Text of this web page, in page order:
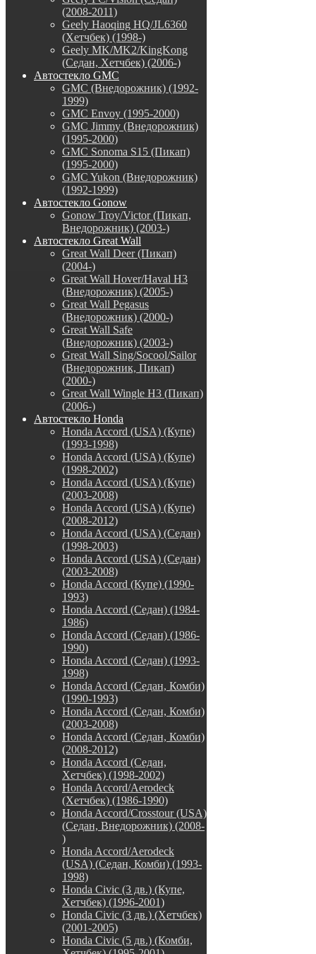
(2008-2011)
Geely Haoqing HQ/JL6360
(Хетчбек) (1998-)
Geely MK/MK2/KingKong
(Седан, Хетчбек) (2006-)
Автостекло GMC
GMC (Внедорожник) (1992-
1999)
GMC Envoy (1995-2000)
GMC Jimmy (Внедорожник)
(1995-2000)
GMC Sonoma S15 (Пикап)
(1995-2000)
GMC Yukon (Внедорожник)
(1992-1999)
Автостекло Gonow
Gonow Troy/Victor (Пикап,
Внедорожник) (2003-)
Автостекло Great Wall
Great Wall Deer (Пикап)
(2004-)
Great Wall Hover/Haval H3
(Внедорожник) (2005-)
Great Wall Pegasus
(Внедорожник) (2000-)
Great Wall Safe
(Внедорожник) (2003-)
Great Wall Sing/Socool/Sailor
(Внедорожник, Пикап)
(2000-)
Great Wall Wingle H3 (Пикап)
(2006-)
Автостекло Honda
Honda Accord (USA) (Купе)
(1993-1998)
Honda Accord (USA) (Купе)
(1998-2002)
Honda Accord (USA) (Купе)
(2003-2008)
Honda Accord (USA) (Купе)
(2008-2012)
Honda Accord (USA) (Седан)
(1998-2003)
Honda Accord (USA) (Седан)
(2003-2008)
Honda Accord (Купе) (1990-
1993)
Honda Accord (Седан) (1984-
1986)
Honda Accord (Седан) (1986-
1990)
Honda Accord (Седан) (1993-
1998)
Honda Accord (Седан, Комби)
(1990-1993)
Honda Accord (Седан, Комби)
(2003-2008)
Honda Accord (Седан, Комби)
(2008-2012)
Honda Accord (Седан,
Хетчбек) (1998-2002)
Honda Accord/Aerodeck
(Хетчбек) (1986-1990)
Honda Accord/Crosstour (USA)
(Седан, Внедорожник) (2008-
)
Honda Accord/Аerodeck
(USA) (Седан, Комби) (1993-
1998)
Honda Civic (3 дв.) (Купе,
Хетчбек) (1996-2001)
Honda Civic (3 дв.) (Хетчбек)
(2001-2005)
Honda Civic (5 дв.) (Комби,